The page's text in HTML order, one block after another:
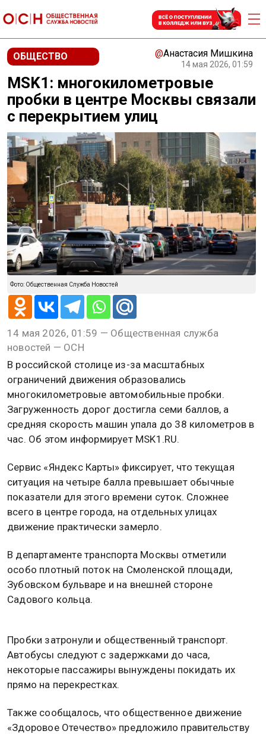
ОБЩЕСТВО @Анастасия Мишкина
14 мая 2026, 01:59
MSK1: многокилометровые
пробки в центре Москвы связали
с перекрытием улиц
Фото: Общественная Служба Новостей
14 мая 2026, 01:59 — Общественная служба
новостей — ОСН
В российской столице из-за масштабных
ограничений движения образовались
многокилометровые автомобильные пробки.
Загруженность дорог достигла семи баллов, а
средняя скорость машин упала до 38 километров в
час. Об этом информирует MSK1.RU.
Сервис «Яндекс Карты» фиксирует, что текущая
ситуация на четыре балла превышает обычные
показатели для этого времени суток. Сложнее
всего в центре города, на отдельных улицах
движение практически замерло.
В департаменте транспорта Москвы отметили
особо плотный поток на Смоленской площади,
Зубовском бульваре и на внешней стороне
Садового кольца.
Пробки затронули и общественный транспорт.
Автобусы следуют с задержками до часа,
некоторые пассажиры вынуждены покидать их
прямо на перекрестках.
Также сообщалось, что общественное движение
«Здоровое Отечество» предложило правительству